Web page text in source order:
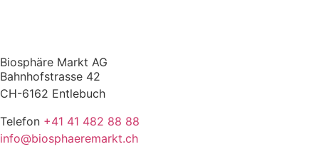
Biosphäre Markt AG
Bahnhofstrasse 42
CH-6162 Entlebuch
Telefon +41 41 482 88 88
info@biosphaeremarkt.ch